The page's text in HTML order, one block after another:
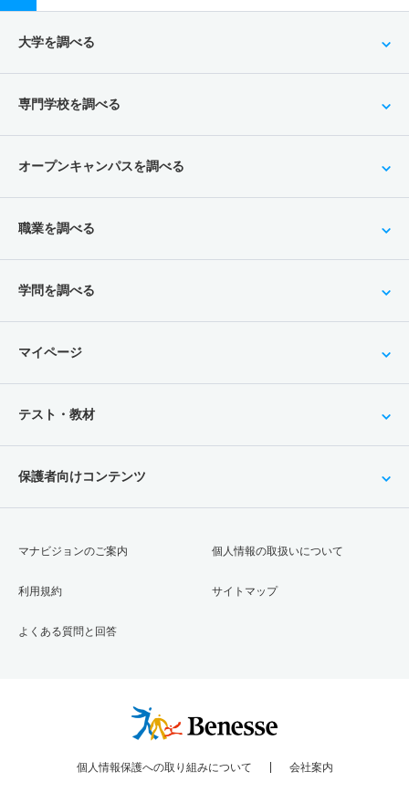
大学を調べる
専門学校を調べる
オープンキャンパスを調べる
職業を調べる
学問を調べる
マイページ
テスト・教材
保護者向けコンテンツ
マナビジョンのご案内
利用規約
よくある質問と回答
個人情報の取扱いについて
サイトマップ
個人情報保護への取り組みについて 会社案内